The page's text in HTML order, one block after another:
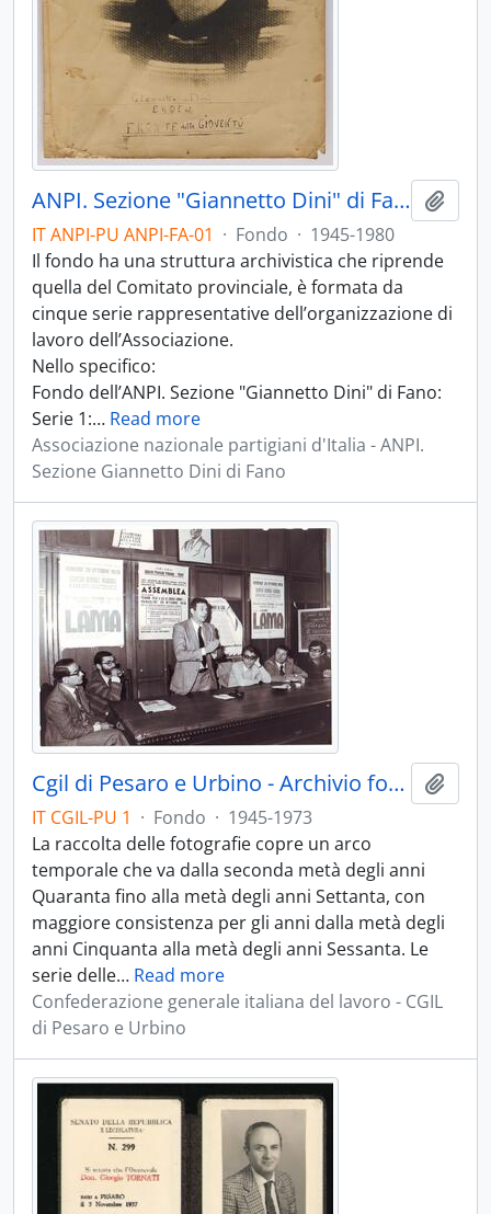
ANPI. Sezione "Giannetto Dini" di Fano
IT ANPI-PU ANPI-FA-01 · Fondo · 1945-1980
Il fondo ha una struttura archivistica che riprende
quella del Comitato provinciale, è formata da
cinque serie rappresentative dell’organizzazione di
lavoro dell’Associazione.
Nello specifico:
Fondo dell’ANPI. Sezione "Giannetto Dini" di Fano:
Serie 1:… Read more
Associazione nazionale partigiani d'Italia - ANPI.
Sezione Giannetto Dini di Fano
Cgil di Pesaro e Urbino - Archivio fotografico - 1945-1973
IT CGIL-PU 1 · Fondo · 1945-1973
La raccolta delle fotografie copre un arco
temporale che va dalla seconda metà degli anni
Quaranta fino alla metà degli anni Settanta, con
maggiore consistenza per gli anni dalla metà degli
anni Cinquanta alla metà degli anni Sessanta. Le
serie delle… Read more
Confederazione generale italiana del lavoro - CGIL
di Pesaro e Urbino